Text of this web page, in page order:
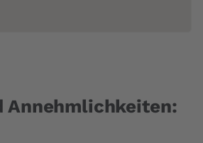
Annehmlichkeiten: